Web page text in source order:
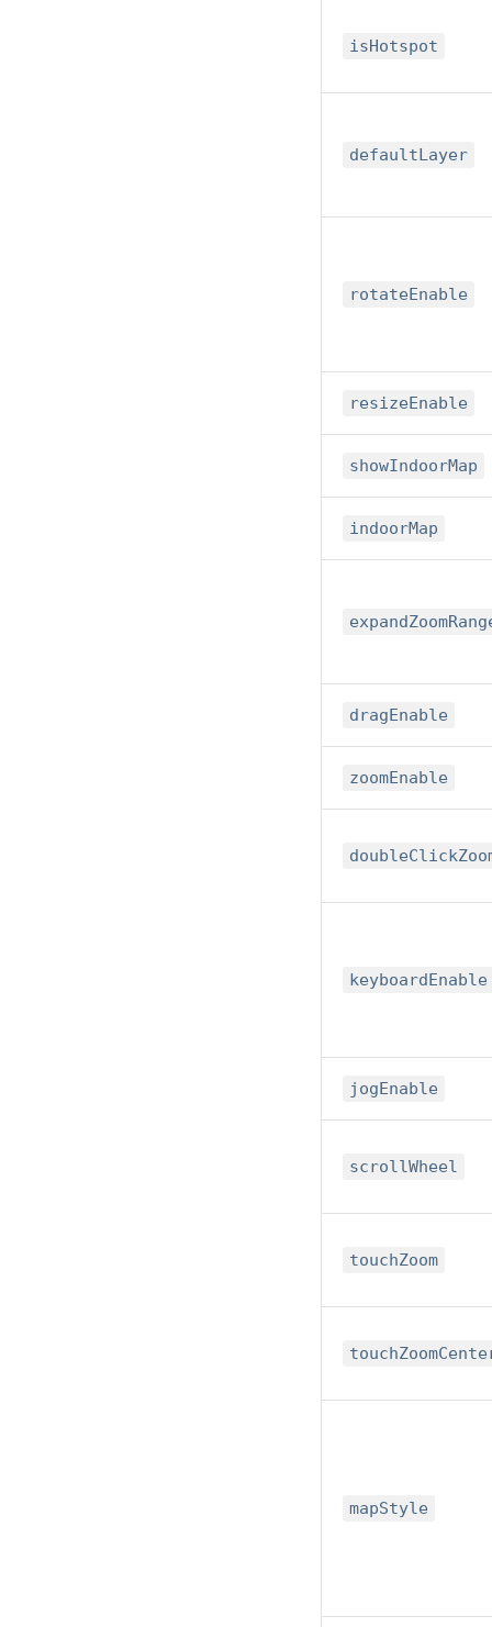
isHotspot
defaultLayer
rotateEnable
resizeEnable
showIndoorMap
indoorMap
dragEnable
zoomEnable
keyboardEnable
jogEnable
scrollWheel
touchZoom
mapStyle